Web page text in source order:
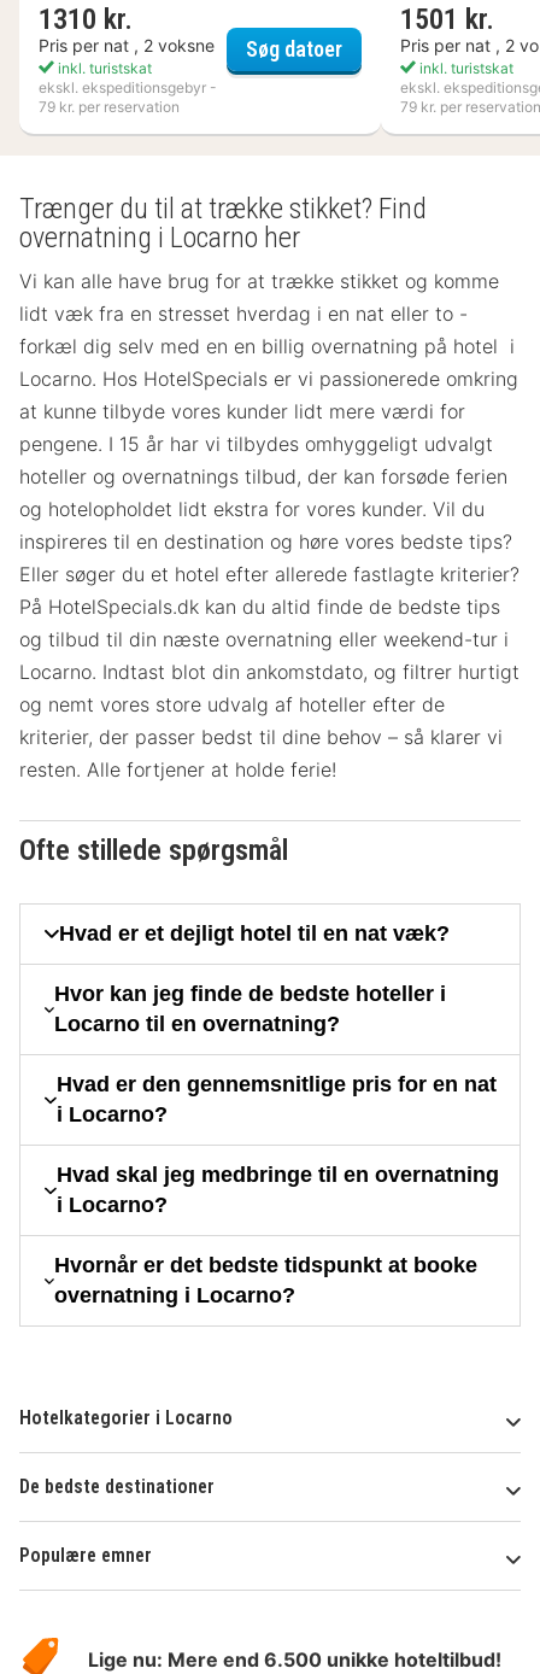
1310 kr.
Pris per nat , 2 voksne
inkl. turistskat
ekskl. ekspeditionsgebyr -
79 kr. per reservation
Søg datoerFlädie Mat & Vingård
1501 kr.
Pris per nat , 2
inkl. turistskat
ekskl.
79 kr. per reservation
Trænger du til at trække stikket? Find
overnatning i Locarno her
Vi kan alle have brug for at trække stikket og komme
lidt væk fra en stresset hverdag i en nat eller to -
forkæl dig selv med en en billig overnatning på hotel i
Locarno. Hos HotelSpecials er vi passionerede omkring
at kunne tilbyde vores kunder lidt mere værdi for
pengene. I 15 år har vi tilbydes omhyggeligt udvalgt
hoteller og overnatnings tilbud, der kan forsøde ferien
og hotelopholdet lidt ekstra for vores kunder. Vil du
inspireres til en destination og høre vores bedste tips?
Eller søger du et hotel efter allerede fastlagte kriterier?
På HotelSpecials.dk kan du altid finde de bedste tips
og tilbud til din næste overnatning eller weekend-tur i
Locarno. Indtast blot din ankomstdato, og filtrer hurtigt
og nemt vores store udvalg af hoteller efter de
kriterier, der passer bedst til dine behov – så klarer vi
resten. Alle fortjener at holde ferie!
Ofte stillede spørgsmål
Hvad er et dejligt hotel til en nat væk?
Hvor kan jeg finde de bedste hoteller i
Locarno til en overnatning?
Hvad er den gennemsnitlige pris for en nat
i Locarno?
Hvad skal jeg medbringe til en overnatning
i Locarno?
Hvornår er det bedste tidspunkt at booke
overnatning i Locarno?
Hotelkategorier i Locarno
De bedste destinationer
Populære emner
HotelSpecials
Lige nu: Mere end 6.500 unikke hoteltilbud!